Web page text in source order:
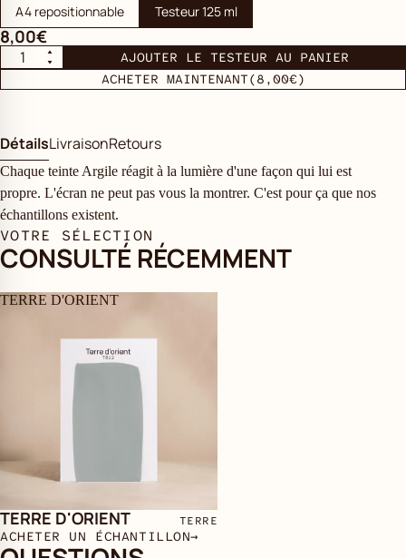
A4 repositionnable Testeur 125 ml
8,00€
AJOUTER LE TESTEUR AU PANIER
ACHETER MAINTENANT(8,00€)
DétailsLivraisonRetours
Chaque teinte Argile réagit à la lumière d'une façon qui lui est
propre. L'écran ne peut pas vous la montrer. C'est pour ça que nos
échantillons existent.
VOTRE SÉLECTION
CONSULTÉ RÉCEMMENT
TERRE D'ORIENT
TERRE D'ORIENT TERRE
ACHETER UN ÉCHANTILLON→